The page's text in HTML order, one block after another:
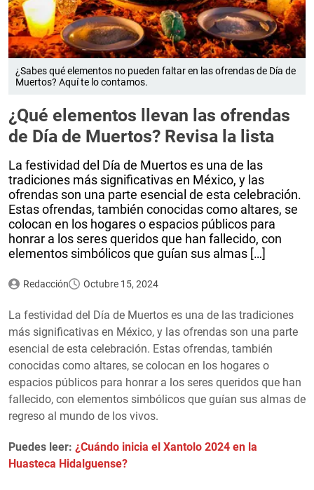
¿Sabes qué elementos no pueden faltar en las ofrendas de Día de
Muertos? Aquí te lo contamos.
¿Qué elementos llevan las ofrendas
de Día de Muertos? Revisa la lista
La festividad del Día de Muertos es una de las
tradiciones más significativas en México, y las
ofrendas son una parte esencial de esta celebración.
Estas ofrendas, también conocidas como altares, se
colocan en los hogares o espacios públicos para
honrar a los seres queridos que han fallecido, con
elementos simbólicos que guían sus almas […]
Redacción Octubre 15, 2024
La festividad del Día de Muertos es una de las tradiciones
más significativas en México, y las ofrendas son una parte
esencial de esta celebración. Estas ofrendas, también
conocidas como altares, se colocan en los hogares o
espacios públicos para honrar a los seres queridos que han
fallecido, con elementos simbólicos que guían sus almas de
regreso al mundo de los vivos.
Puedes leer: ¿Cuándo inicia el Xantolo 2024 en la
Huasteca Hidalguense?